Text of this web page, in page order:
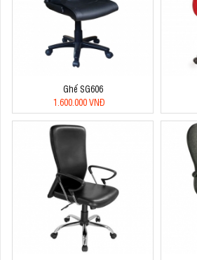
Ghế SG606
1.600.000 VNĐ